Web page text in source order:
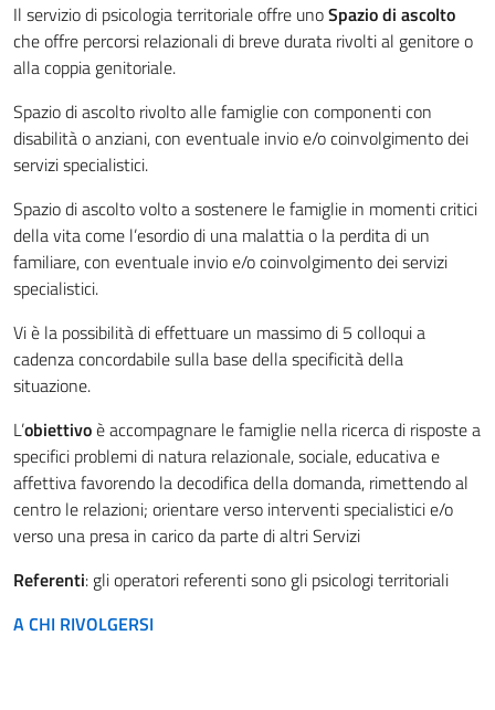
Il servizio di psicologia territoriale offre unoSpazio di ascolto
che offre percorsi relazionali di breve durata rivolti al genitore o
alla coppia genitoriale.
Spazio di ascolto rivolto alle famiglie con componenti con
disabilità o anziani, con eventuale invio e/o coinvolgimento dei
servizi specialistici.
Spazio di ascolto volto a sostenere le famiglie in momenti critici
della vita come l’esordio di una malattia o la perdita di un
familiare, con eventuale invio e/o coinvolgimento dei servizi
specialistici.
Vi è la possibilità di effettuare un massimo di 5 colloqui a
cadenza concordabile sulla base della specificità della
situazione.
L’obiettivoè accompagnare le famiglie nella ricerca di risposte a
specifici problemi di natura relazionale, sociale, educativa e
affettiva favorendo la decodifica della domanda, rimettendo al
centro le relazioni; orientare verso interventi specialistici e/o
verso una presa in carico da parte di altri Servizi
Referenti: gli operatori referenti sono gli psicologi territoriali
A CHI RIVOLGERSI